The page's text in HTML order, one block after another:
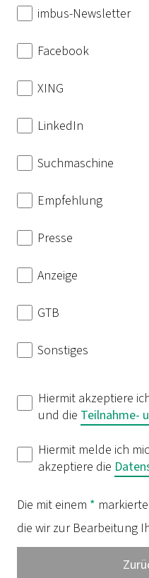
imbus-Newsletter
Facebook
XING
LinkedIn
Suchmaschine
Empfehlung
Presse
Anzeige
GTB
Sonstiges
Hiermit akzeptiere
und die Teilnahme-
Hiermit melde ich
akzeptiere die
Die mit einem *
die wir zur Bearbeitung